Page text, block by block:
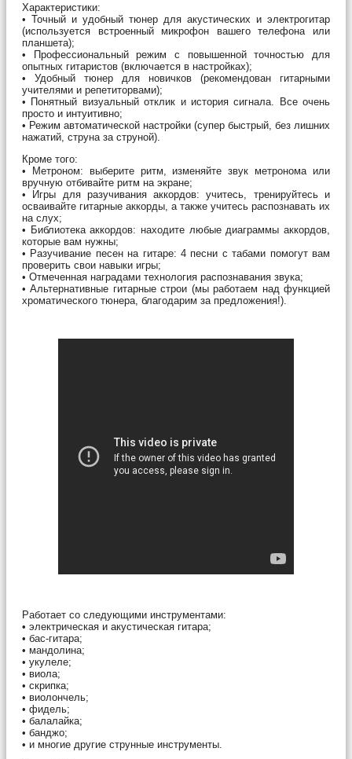
Характеристики:
• Точный и удобный тюнер для акустических и электрогитар
(используется встроенный микрофон вашего телефона или
планшета);
• Профессиональный режим с повышенной точностью для
опытных гитаристов (включается в настройках);
• Удобный тюнер для новичков (рекомендован гитарными
учителями и репетиторвами);
• Понятный визуальный отклик и история сигнала. Все очень
просто и интуитивно;
• Режим автоматической настройки (супер быстрый, без лишних
нажатий, струна за струной).
Кроме того:
• Метроном: выберите ритм, изменяйте звук метронома или
вручную отбивайте ритм на экране;
• Игры для разучивания аккордов: учитесь, тренируйтесь и
осваивайте гитарные аккорды, а также учитесь распознавать их
на слух;
• Библиотека аккордов: находите любые диаграммы аккордов,
которые вам нужны;
• Разучивание песен на гитаре: 4 песни с табами помогут вам
проверить свои навыки игры;
• Отмеченная наградами технология распознавания звука;
• Альтернативные гитарные строи (мы работаем над функцией
хроматического тюнера, благодарим за предложения!).
Работает со следующими инструментами:
• электрическая и акустическая гитара;
• бас-гитара;
• мандолина;
• укулеле;
• виола;
• скрипка;
• виолончель;
• фидель;
• балалайка;
• банджо;
• и многие другие струнные инструменты.